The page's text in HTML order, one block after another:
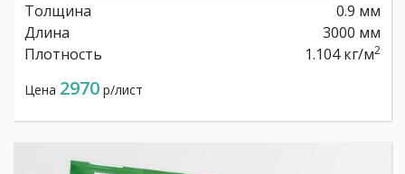
Толщина
0.9 мм
Длина
3000 мм
Плотность
1.104 кг/м2
Цена 2970 р/лист